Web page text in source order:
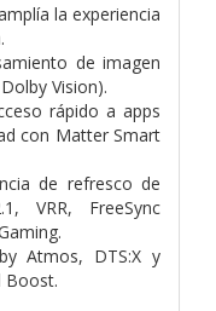
la experiencia
de imagen
Vision).
rápido a apps
con Matter Smart
de refresco de
VRR, FreeSync
Atmos, DTS:X y
Boost.